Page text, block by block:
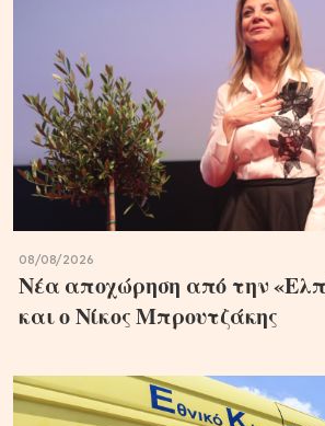
08/08/2026
Νέα αποχώρηση από την
και ο Νίκος Μπρουτζάκης